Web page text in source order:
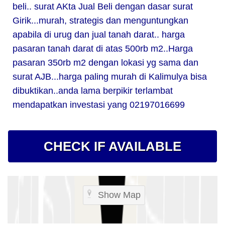
beli.. surat AKta Jual Beli dengan dasar surat
Girik...murah, strategis dan menguntungkan
apabila di urug dan jual tanah darat.. harga
pasaran tanah darat di atas 500rb m2..Harga
pasaran 350rb m2 dengan lokasi yg sama dan
surat AJB...harga paling murah di Kalimulya bisa
dibuktikan..anda lama berpikir terlambat
mendapatkan investasi yang 02197016699
CHECK IF AVAILABLE
Show Map